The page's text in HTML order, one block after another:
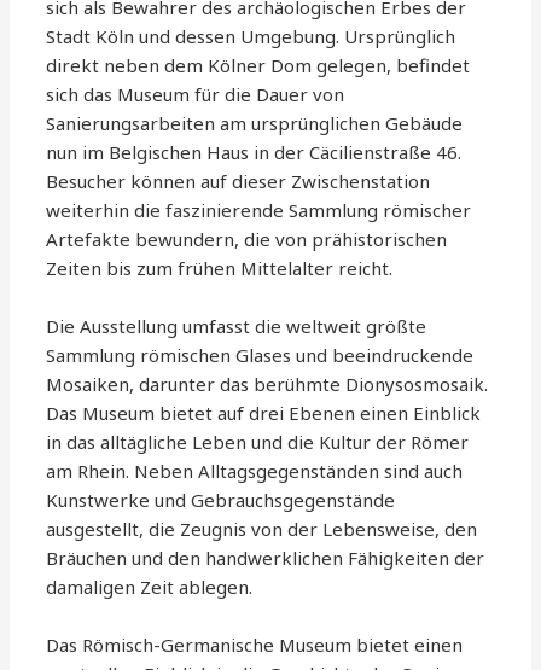
sich als Bewahrer des archäologischen Erbes der
Stadt Köln und dessen Umgebung. Ursprünglich
direkt neben dem Kölner Dom gelegen, befindet
sich das Museum für die Dauer von
Sanierungsarbeiten am ursprünglichen Gebäude
nun im Belgischen Haus in der Cäcilienstraße 46.
Besucher können auf dieser Zwischenstation
weiterhin die faszinierende Sammlung römischer
Artefakte bewundern, die von prähistorischen
Zeiten bis zum frühen Mittelalter reicht.
Die Ausstellung umfasst die weltweit größte
Sammlung römischen Glases und beeindruckende
Mosaiken, darunter das berühmte Dionysosmosaik.
Das Museum bietet auf drei Ebenen einen Einblick
in das alltägliche Leben und die Kultur der Römer
am Rhein. Neben Alltagsgegenständen sind auch
Kunstwerke und Gebrauchsgegenstände
ausgestellt, die Zeugnis von der Lebensweise, den
Bräuchen und den handwerklichen Fähigkeiten der
damaligen Zeit ablegen.
Das Römisch-Germanische Museum bietet einen